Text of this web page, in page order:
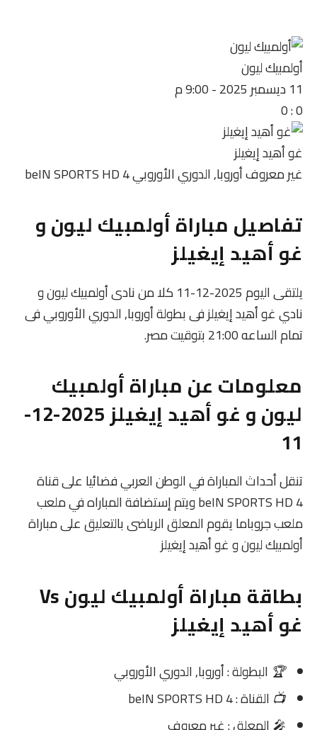
أولمبيك ليون
11 ديسمبر 2025
-9:00 م
0
:
0
غو أهيد إيغيلز
غير معروفأوروبا, الدوري الأوروبيbeIN SPORTS HD 4
تفاصيل مباراة أولمبيك ليون و
غو أهيد إيغيلز
يلتقى اليوم 2025-12-11 كلا من نادى أولمبيك ليون و
نادي غو أهيد إيغيلز فى بطولة أوروبا, الدوري الأوروبي فى
تمام الساعه 21:00 بتوقيت مصر.
معلومات عن مباراة أولمبيك
ليون و غو أهيد إيغيلز 2025-12-
11
تنقل أحداث المباراة في الوطن العربي فضائيا على قناة
beIN SPORTS HD 4 ويتم إستضافة المباراه في ملعب
ملعب جروباما يقوم المعلق الرياضى بالتعليق على مباراة
أولمبيك ليون و غو أهيد إيغيلز
بطاقة مباراة أولمبيك ليون Vs
غو أهيد إيغيلز
🏆 البطولة : أوروبا, الدوري الأوروبي
📺 القناة : beIN SPORTS HD 4